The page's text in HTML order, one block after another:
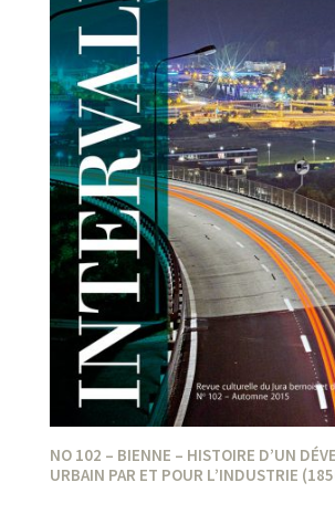
NO 102 – BIENNE – HISTOIRE D’UN
URBAIN PAR ET POUR L’INDUSTRIE